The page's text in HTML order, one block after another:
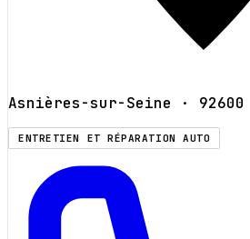
Asnières-sur-Seine · 92600
ENTRETIEN ET RÉPARATION AUTO